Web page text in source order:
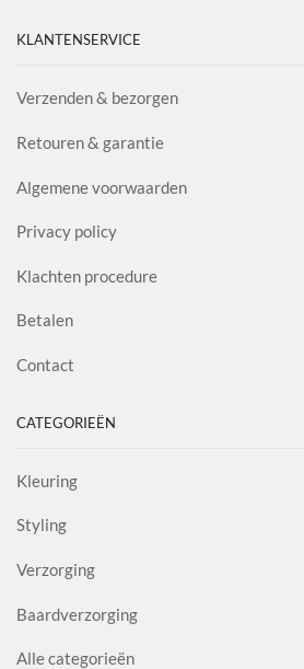
KLANTENSERVICE
Verzenden & bezorgen
Retouren & garantie
Algemene voorwaarden
Privacy policy
Klachten procedure
Betalen
Contact
CATEGORIEËN
Kleuring
Styling
Verzorging
Baardverzorging
Alle categorieën